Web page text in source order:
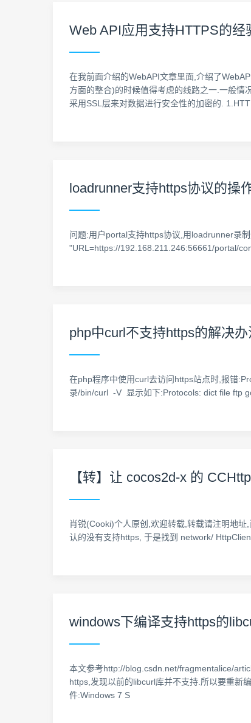
Web API应用支持HTTPS的经
在我前面介绍的WebAPI文章里面,介绍了
方面的整合)的时候值得考虑的线路之一.一般
采用SSL层来对数据进行安全性的加密的.
loadrunner支持https协议的操
问题:用户portal支持https协议,用loadrunner录
"URL=https://192.168.211.246:56661/portal/
php中curl不支持https的解决办
在php程序中使用curl去访问https站点时,报错
录/bin/curl -V 显示如下:Protocols: dict file ftp
【转】让 cocos2d-x 的
肖锐(Cooki)个人原创,欢迎转载,转载请注明地
认的没有支持https, 于是找到 network/
windows下编译支持https的
本文参考http://blog.csdn.net/fragmentalice/
https,发现以前的libcurl库并不支持.所以要重新
件:Windows 7 S